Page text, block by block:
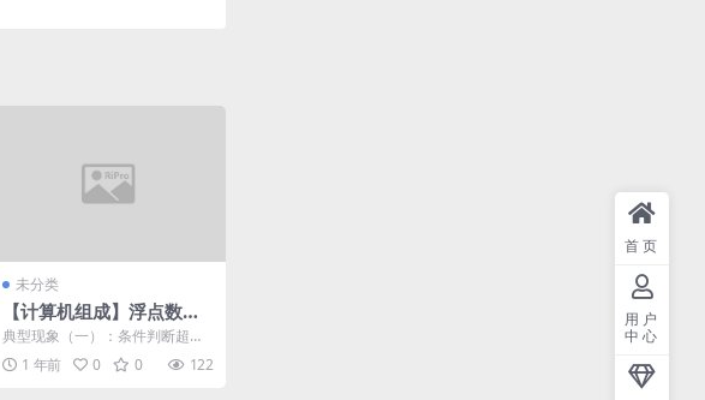
未分类
【计算机组成】浮点数在
计算机中的表示与转二进
制
典型现象（一）：条件判断超预
期
1 年前 0 0 122
首页
用户
中心